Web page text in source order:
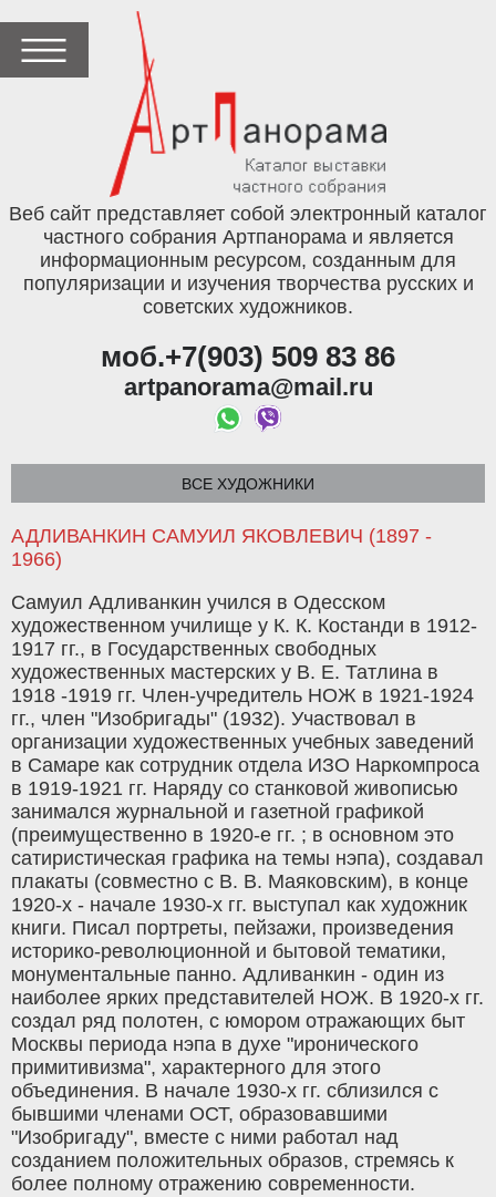
Веб сайт представляет собой электронный каталог
частного собрания Артпанорама и является
информационным ресурсом, созданным для
популяризации и изучения творчества русских и
советских художников.
моб.+7(903) 509 83 86
artpanorama@mail.ru
ВСЕ ХУДОЖНИКИ
АДЛИВАНКИН САМУИЛ ЯКОВЛЕВИЧ (1897 -
1966)
Самуил Адливанкин учился в Одесском
художественном училище у К. К. Костанди в 1912-
1917 гг., в Государственных свободных
художественных мастерских у В. Е. Татлина в
1918 -1919 гг. Член-учредитель НОЖ в 1921-1924
гг., член "Изобригады" (1932). Участвовал в
организации художественных учебных заведений
в Самаре как сотрудник отдела ИЗО Наркомпроса
в 1919-1921 гг. Наряду со станковой живописью
занимался журнальной и газетной графикой
(преимущественно в 1920-е гг. ; в основном это
сатиристическая графика на темы нэпа), создавал
плакаты (совместно с В. В. Маяковским), в конце
1920-х - начале 1930-х гг. выступал как художник
книги. Писал портреты, пейзажи, произведения
историко-революционной и бытовой тематики,
монументальные панно. Адливанкин - один из
наиболее ярких представителей НОЖ. В 1920-х гг.
создал ряд полотен, с юмором отражающих быт
Москвы периода нэпа в духе "иронического
примитивизма", характерного для этого
объединения. В начале 1930-х гг. сблизился с
бывшими членами ОСТ, образовавшими
"Изобригаду", вместе с ними работал над
созданием положительных образов, стремясь к
более полному отражению современности.